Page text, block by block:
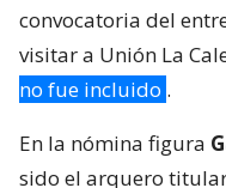
convocatoria del
visitar a Unión La
no fue incluido .
En la nómina figura
sido el arquero